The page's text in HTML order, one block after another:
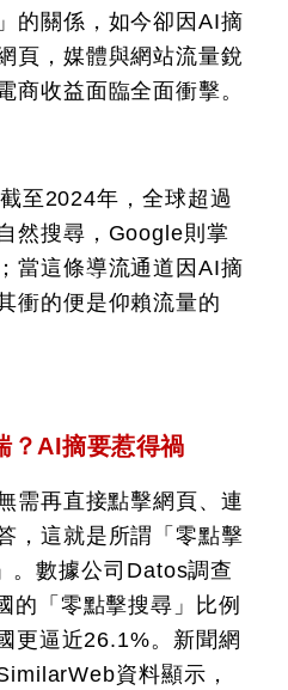
的關係，如今卻因AI摘
頁，媒體與網站流量銳
商收益面臨全面衝擊。
截至2024年，全球超過
然搜尋，Google則掌
當這條導流通道因AI摘
衝的便是仰賴流量的
？AI摘要惹得禍
需再直接點擊網頁、連
，這就是所謂「零點擊
。數據公司Datos調查
的「零點擊搜尋」比例
更逼近26.1%。新聞網
資料顯示，